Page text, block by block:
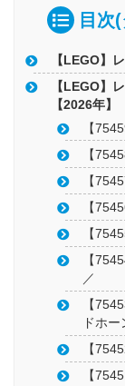
目次
【LEGO】
【LEGO】
【2026年】
【
【
【
【
【
【
／
【
ドホ
【
【